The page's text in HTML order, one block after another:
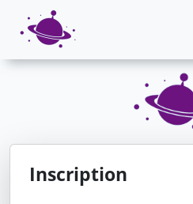
Inscription